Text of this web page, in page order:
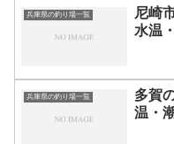
兵庫県の釣り場一覧
尼崎
水温
兵庫県の釣り場一覧
多賀
温・